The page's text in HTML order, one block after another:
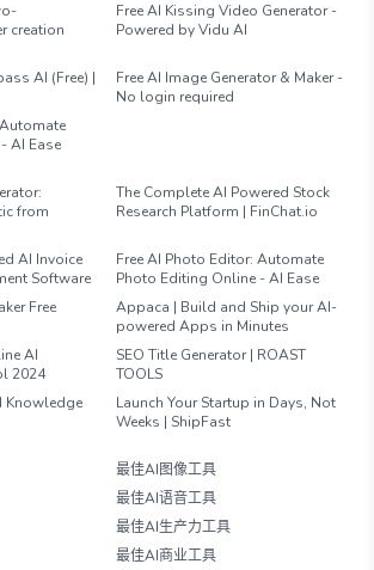
creation
Free AI Kissing Video Generator -
Powered by Vidu AI
AI (Free) |
Free AI Image Generator & Maker -
No login required
AI Ease
from
The Complete AI Powered Stock
Research Platform | FinChat.io
AI Invoice
Software
Free AI Photo Editor: Automate
Photo Editing Online - AI Ease
Free
Appaca | Build and Ship your AI-
powered Apps in Minutes
AI
2024
SEO Title Generator | ROAST
TOOLS
Knowledge
Launch Your Startup in Days, Not
Weeks | ShipFast
最佳AI图像工具
最佳AI语音工具
最佳AI生产力工具
最佳AI商业工具